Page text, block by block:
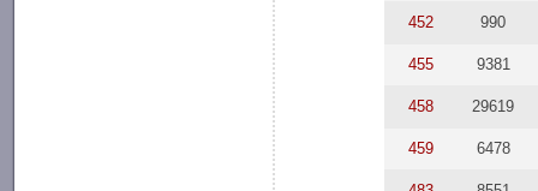
452 990
455 9381
458 29619
459 6478